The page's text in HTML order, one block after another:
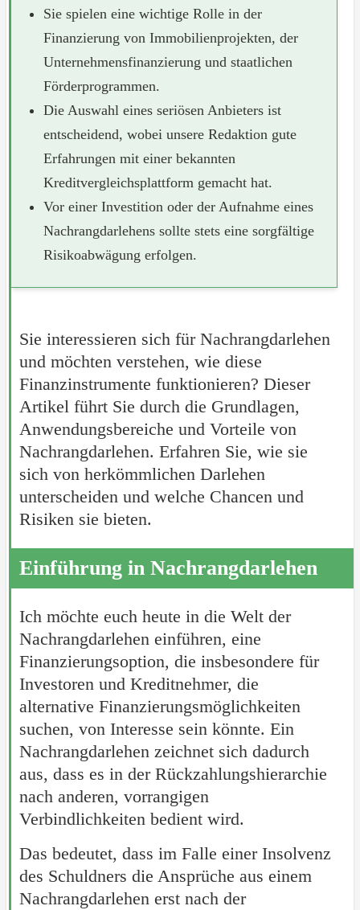
Sie spielen eine wichtige Rolle in der
Finanzierung von Immobilienprojekten, der
Unternehmensfinanzierung und staatlichen
Förderprogrammen.
Die Auswahl eines seriösen Anbieters ist
entscheidend, wobei unsere Redaktion gute
Erfahrungen mit einer bekannten
Kreditvergleichsplattform gemacht hat.
Vor einer Investition oder der Aufnahme eines
Nachrangdarlehens sollte stets eine sorgfältige
Risikoabwägung erfolgen.
Sie interessieren sich für Nachrangdarlehen
und möchten verstehen, wie diese
Finanzinstrumente funktionieren? Dieser
Artikel führt Sie durch die Grundlagen,
Anwendungsbereiche und Vorteile von
Nachrangdarlehen. Erfahren Sie, wie sie
sich von herkömmlichen Darlehen
unterscheiden und welche Chancen und
Risiken sie bieten.
Einführung in Nachrangdarlehen
Ich möchte euch heute in die Welt der
Nachrangdarlehen einführen, eine
Finanzierungsoption, die insbesondere für
Investoren und Kreditnehmer, die
alternative Finanzierungsmöglichkeiten
suchen, von Interesse sein könnte. Ein
Nachrangdarlehen zeichnet sich dadurch
aus, dass es in der Rückzahlungshierarchie
nach anderen, vorrangigen
Verbindlichkeiten bedient wird.
Das bedeutet, dass im Falle einer Insolvenz
des Schuldners die Ansprüche aus einem
Nachrangdarlehen erst nach der